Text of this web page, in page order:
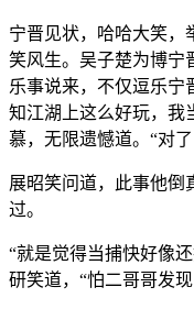
宁晋见状，哈哈大笑，
笑风生。吴子楚为博宁
乐事说来，不仅逗乐宁
知江湖上这么好玩，我
慕，无限遗憾道。“对
展昭笑问道，此事他倒
过。
“就是觉得当捕快好像
研笑道，“怕二哥哥发